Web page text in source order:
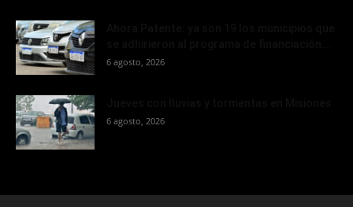
6 agosto, 2026
6 agosto, 2026